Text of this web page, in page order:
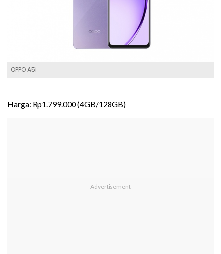
OPPO A5i
Harga: Rp1.799.000 (4GB/128GB)